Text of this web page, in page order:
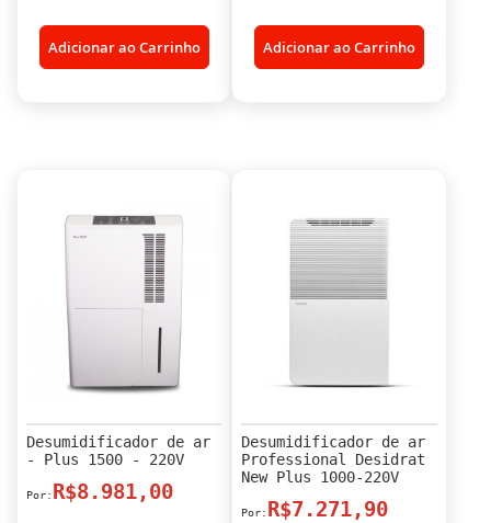
Adicionar ao Carrinho Adicionar ao Carrinho
Desumidificador de ar
- Plus 1500 - 220V
R$8.981,00
Desumidificador de ar
Professional Desidrat
New Plus 1000-220V
R$7.271,90